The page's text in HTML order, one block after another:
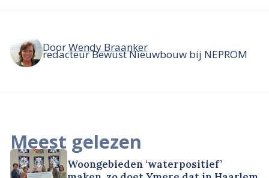
DoorWendy Braanker
redacteur Bewust Nieuwbouw bij NEPROM
Meest gelezen
Woongebieden ‘waterpositief’